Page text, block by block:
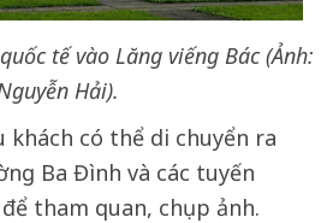
tế vào Lăng viếng Bác (Ảnh:
Hải).
khách có thể di chuyển ra
Ba Đình và các tuyến
tham quan, chụp ảnh.